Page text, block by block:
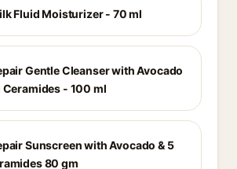
Fluid Moisturizer - 70 ml
Gentle Cleanser with Avocado
Ceramides - 100 ml
Sunscreen with Avocado & 5
80 gm